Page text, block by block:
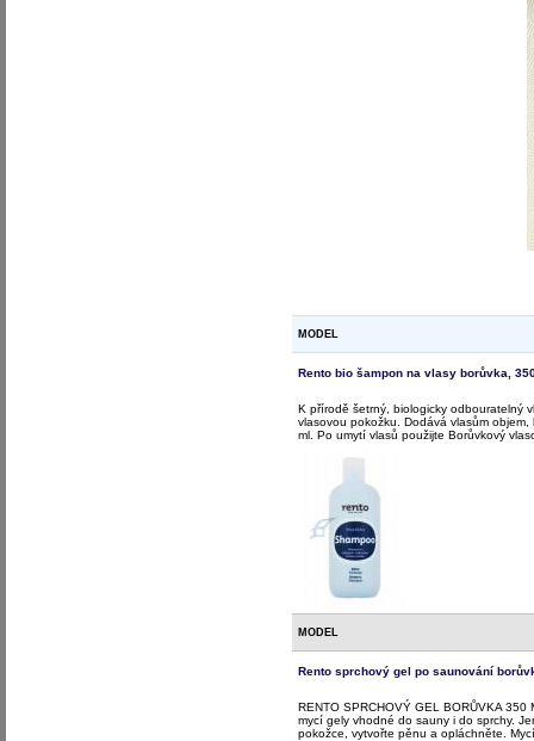
MODEL
Rento bio šampon na vlasy borůvka,
K přírodě šetrný, biologicky odbouratelný
vlasovou pokožku. Dodává vlasům
ml. Po umytí vlasů použijte Borůvkový
MODEL
Rento sprchový gel po saunování
RENTO SPRCHOVÝ GEL BORŮVKA
mycí gely vhodné do sauny i do sprchy.
pokožce, vytvořte pěnu a opláchněte.